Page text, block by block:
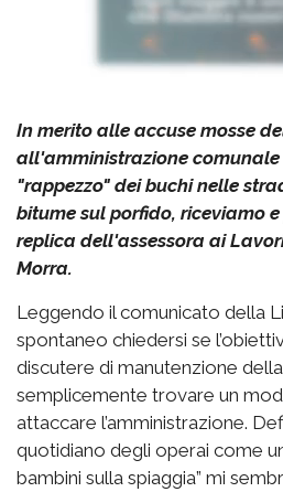
In merito alle accuse mosse
all'amministrazione
"rappezzo" dei buchi nelle
bitume sul porfido, riceviamo
replica dell'assessora ai
Morra.
Leggendo il comunicato della
spontaneo chiedersi se
discutere di manutenzione
semplicemente trovare un
attaccare l’amministrazione.
quotidiano degli operai come
bambini sulla spiaggia” mi